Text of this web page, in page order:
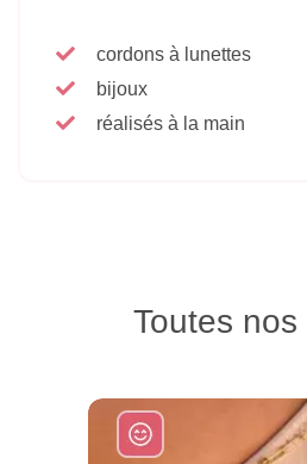
cordons à lunettes
bijoux
réalisés à la main
Toutes nos